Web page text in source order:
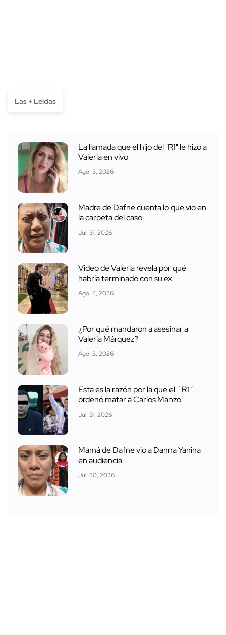
Las + Leídas
La llamada que el hijo del "R1" le hizo a
Valeria en vivo
Ago. 3, 2026
Madre de Dafne cuenta lo que vio en
la carpeta del caso
Jul. 31, 2026
Video de Valeria revela por qué
habría terminado con su ex
Ago. 4, 2026
¿Por qué mandaron a asesinar a
Valeria Márquez?
Ago. 3, 2026
Esta es la razón por la que el ´R1´
ordenó matar a Carlos Manzo
Jul. 31, 2026
Mamá de Dafne vio a Danna Yanina
en audiencia
Jul. 30, 2026